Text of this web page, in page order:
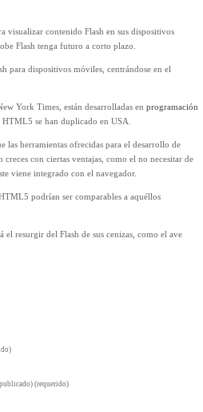
visualizar contenido Flash en sus dispositivos
Flash tenga futuro a corto plazo.
para dispositivos móviles, centrándose en el
York Times, están desarrolladas en programación
HTML5 se han duplicado en USA.
las herramientas ofrecidas para el desarrollo de
con ciertas ventajas, como el no necesitar de
viene integrado con el navegador.
podrían ser comparables a aquéllos
resurgir del Flash de sus cenizas, como el ave
(requerido)